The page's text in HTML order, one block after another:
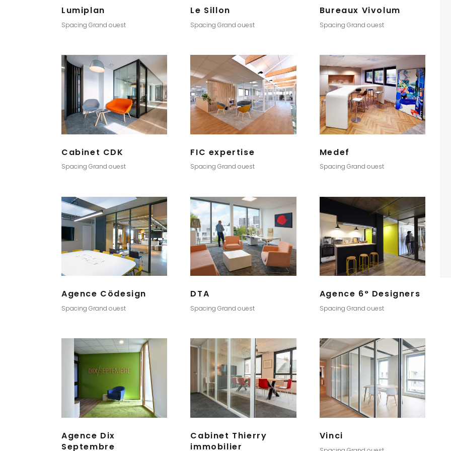
Lumiplan
Spacing Grand ouest
Le Sillon
Spacing Grand ouest
Bureaux Vivolum
Spacing Grand ouest
Cabinet CDK
Spacing Grand ouest
FIC expertise
Spacing Grand ouest
Medef
Spacing Grand ouest
Agence Cödesign
Spacing Grand ouest
DTA
Spacing Grand ouest
Agence 6° Designers
Spacing Grand ouest
Agence Dix
Septembre
Cabinet Thierry
immobilier
Vinci